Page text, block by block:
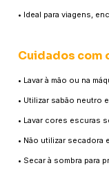
• Ideal para viagens,
Cuidados com
• Lavar à mão ou na
• Utilizar sabão neutro
• Lavar cores escuras
• Não utilizar secadora
• Secar à sombra para